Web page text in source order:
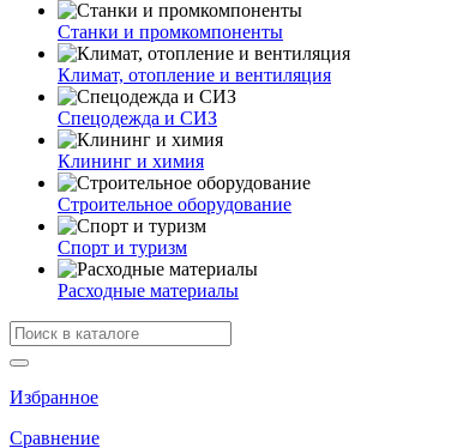
Станки и промкомпоненты
Климат, отопление и вентиляция
Спецодежда и СИЗ
Клининг и химия
Строительное оборудование
Спорт и туризм
Расходные материалы
Избранное
Сравнение